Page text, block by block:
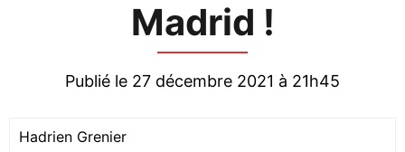
Madrid !
Publié le 27 décembre 2021 à 21h45
Hadrien Grenier